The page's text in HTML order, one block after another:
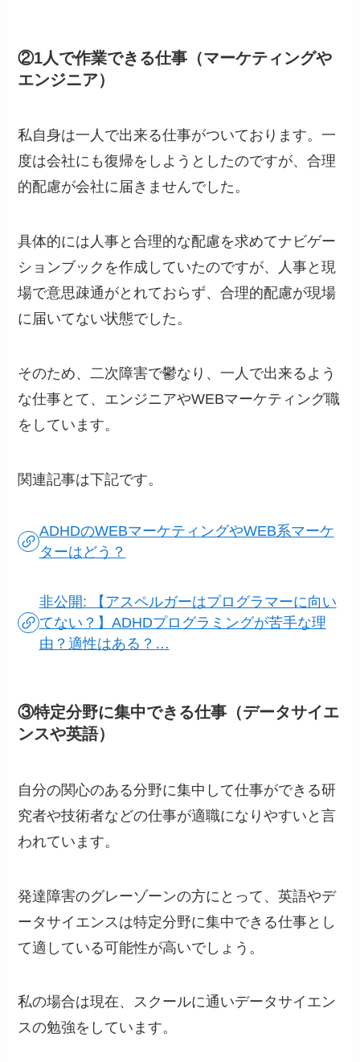
②1人で作業できる仕事（マーケティングや
エンジニア）
私自身は一人で出来る仕事がついております。一
度は会社にも復帰をしようとしたのですが、合理
的配慮が会社に届きませんでした。
具体的には人事と合理的な配慮を求めてナビゲー
ションブックを作成していたのですが、人事と現
場で意思疎通がとれておらず、合理的配慮が現場
に届いてない状態でした。
そのため、二次障害で鬱なり、一人で出来るよう
な仕事とて、エンジニアやWEBマーケティング職
をしています。
関連記事は下記です。
ADHDのWEBマーケティングやWEB系マーケ
ターはどう？
非公開: 【アスペルガーはプログラマーに向い
てない？】ADHDプログラミングが苦手な理
由？適性はある？…
③特定分野に集中できる仕事（データサイエ
ンスや英語）
自分の関心のある分野に集中して仕事ができる研
究者や技術者などの仕事が適職になりやすいと言
われています。
発達障害のグレーゾーンの方にとって、英語やデ
ータサイエンスは特定分野に集中できる仕事とし
て適している可能性が高いでしょう。
私の場合は現在、スクールに通いデータサイエン
スの勉強をしています。